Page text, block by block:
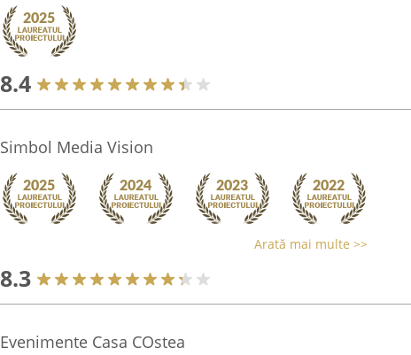
8.4
Simbol Media Vision
Arată mai multe >>
8.3
Evenimente Casa COstea